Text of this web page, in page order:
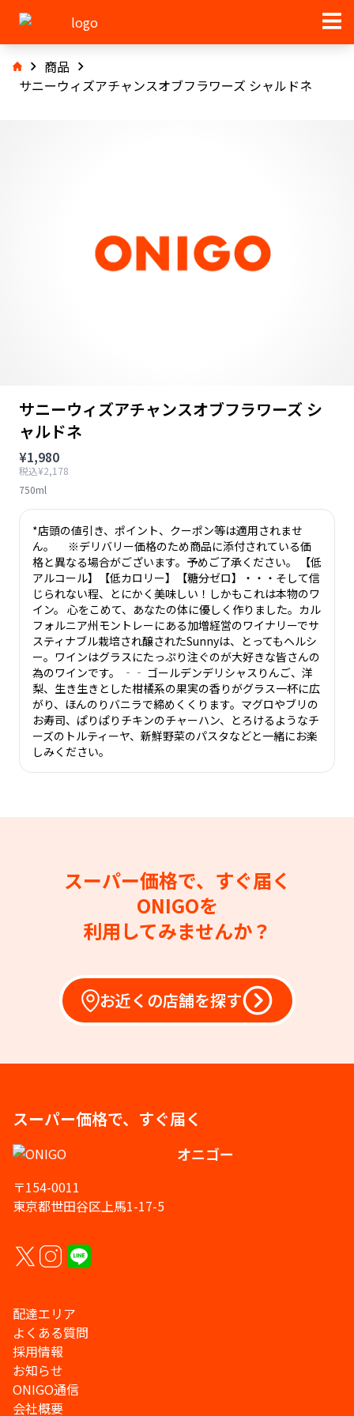
商品
サニーウィズアチャンスオブフラワーズ シャルドネ
サニーウィズアチャンスオブフラワーズ シ
ャルドネ
¥1,980
税込¥2,178
750ml
*店頭の値引き、ポイント、クーポン等は適用されませ
ん。 ※デリバリー価格のため商品に添付されている価
格と異なる場合がございます。予めご了承ください。 【低
アルコール】【低カロリー】【糖分ゼロ】・・・そして信
じられない程、とにかく美味しい！しかもこれは本物のワ
イン。 心をこめて、あなたの体に優しく作りました。カル
フォルニア州モントレーにある加増経営のワイナリーでサ
スティナブル栽培され醸されたSunnyは、とってもヘルシ
ー。ワインはグラスにたっぷり注ぐのが大好きな皆さんの
為のワインです。 ‐‐ ゴールデンデリシャスりんご、洋
梨、生き生きとした柑橘系の果実の香りがグラス一杯に広
がり、ほんのりバニラで締めくくります。マグロやブリの
お寿司、ぱりぱりチキンのチャーハン、とろけるようなチ
ーズのトルティーヤ、新鮮野菜のパスタなどと一緒にお楽
しみください。
スーパー価格で、すぐ届く
ONIGOを
利用してみませんか？
お近くの店舗を探す
スーパー価格で、すぐ届く
オニゴー
〒154-0011
東京都世田谷区上馬1-17-5
配達エリア
よくある質問
採用情報
お知らせ
ONIGO通信
会社概要